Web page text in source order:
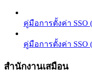
คู่มือการตั้งค่า SSO
คู่มือการตั้งค่า SSO
สำนักงานเสมือน